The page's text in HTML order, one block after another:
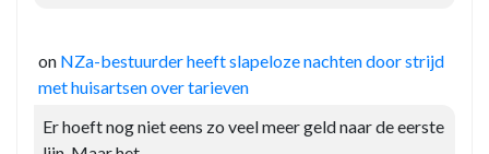
on NZa-bestuurder heeft slapeloze nachten door strijd
met huisartsen over tarieven
Er hoeft nog niet eens zo veel meer geld naar de eerste